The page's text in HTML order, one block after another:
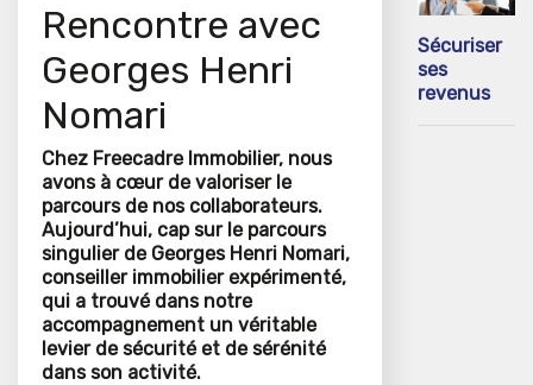
Rencontre avec
Georges Henri
Nomari
Chez Freecadre Immobilier, nous
avons à cœur de valoriser le
parcours de nos collaborateurs.
Aujourd’hui, cap sur le parcours
singulier de Georges Henri Nomari,
conseiller immobilier expérimenté,
qui a trouvé dans notre
accompagnement un véritable
levier de sécurité et de sérénité
dans son activité.
Sécuriser
ses
revenus